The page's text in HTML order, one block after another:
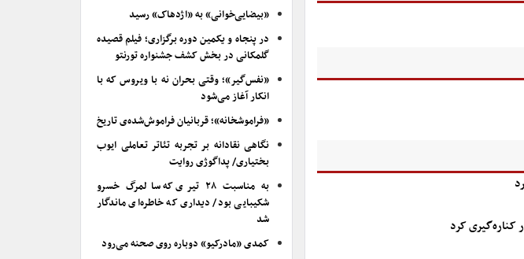
کناره‌گیری کرد
«بیضایی‌خوانی» به «اژدهاک» رسید
در پنجاه و یکمین دوره برگزاری؛ فیلم قصیده
گلمکانی در بخش کشف جشنواره تورنتو
«نفس‌گیر»؛ وقتی بحران نه با ویروس که با
انکار آغاز می‌شود
«فراموشخانه»؛ قربانیان فراموش‌شده‌ی تاریخ
نگاهی نقادانه بر تجربه تئاتر تعاملی ایوب
بختیاری/ پداگوژی روایت
به مناسبت ۲۸ تیری که سالمرگ خسرو
شکیبایی بود/ دیداری که خاطره‌ای ماندگار
شد
کمدی «مادرکیو» دوباره روی صحنه می‌رود